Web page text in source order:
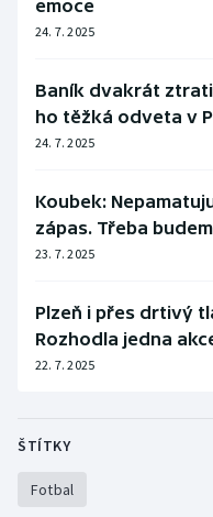
emoce
24. 7. 2025
Baník dvakrát
ho těžká odveta v
24. 7. 2025
Koubek:
zápas. Třeba
23. 7. 2025
Plzeň i přes drtivý
Rozhodla jedna
22. 7. 2025
ŠTÍTKY
Fotbal